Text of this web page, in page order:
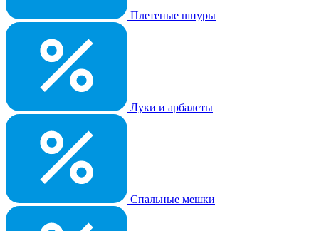
Плетеные шнуры
Луки и арбалеты
Спальные мешки